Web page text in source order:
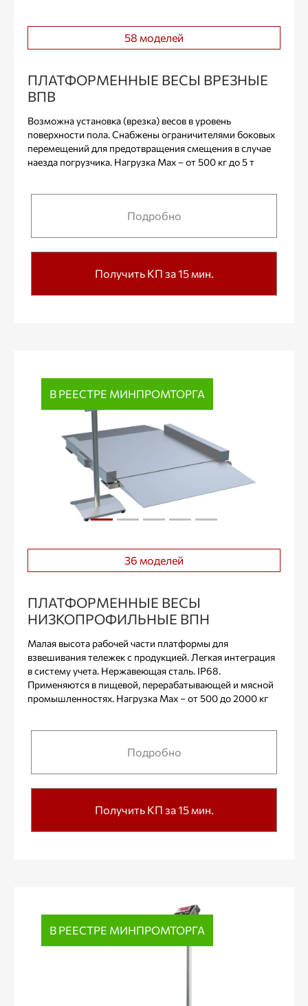
58 моделей
ПЛАТФОРМЕННЫЕ ВЕСЫ ВРЕЗНЫЕ
ВПВ
Возможна установка (врезка) весов в уровень
поверхности пола. Снабжены ограничителями боковых
перемещений для предотвращения смещения в случае
наезда погрузчика. Нагрузка Max – от 500 кг до 5 т
Подробно
Получить КП за 15 мин.
В РЕЕСТРЕ МИНПРОМТОРГА
36 моделей
ПЛАТФОРМЕННЫЕ ВЕСЫ
НИЗКОПРОФИЛЬНЫЕ ВПН
Малая высота рабочей части платформы для
взвешивания тележек с продукцией. Легкая интеграция
в систему учета. Нержавеющая сталь. IP68.
Применяются в пищевой, перерабатывающей и мясной
промышленностях. Нагрузка Max – от 500 до 2000 кг
Подробно
Получить КП за 15 мин.
В РЕЕСТРЕ МИНПРОМТОРГА